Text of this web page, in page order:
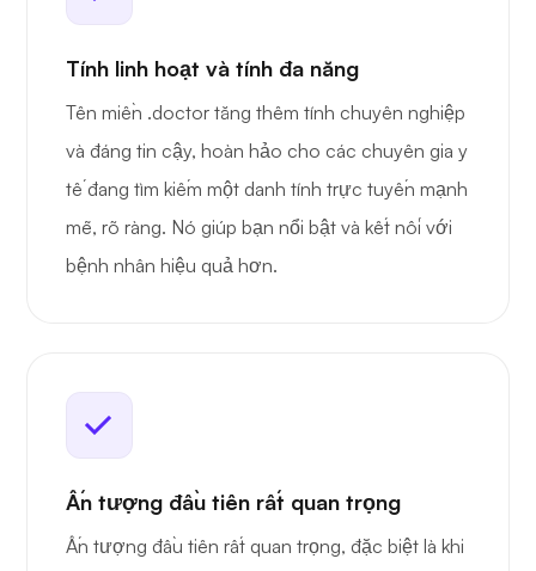
Tính linh hoạt và tính đa năng
Tên miền .doctor tăng thêm tính chuyên nghiệp
và đáng tin cậy, hoàn hảo cho các chuyên gia y
tế đang tìm kiếm một danh tính trực tuyến mạnh
mẽ, rõ ràng. Nó giúp bạn nổi bật và kết nối với
bệnh nhân hiệu quả hơn.
Ấn tượng đầu tiên rất quan trọng
Ấn tượng đầu tiên rất quan trọng, đặc biệt là khi